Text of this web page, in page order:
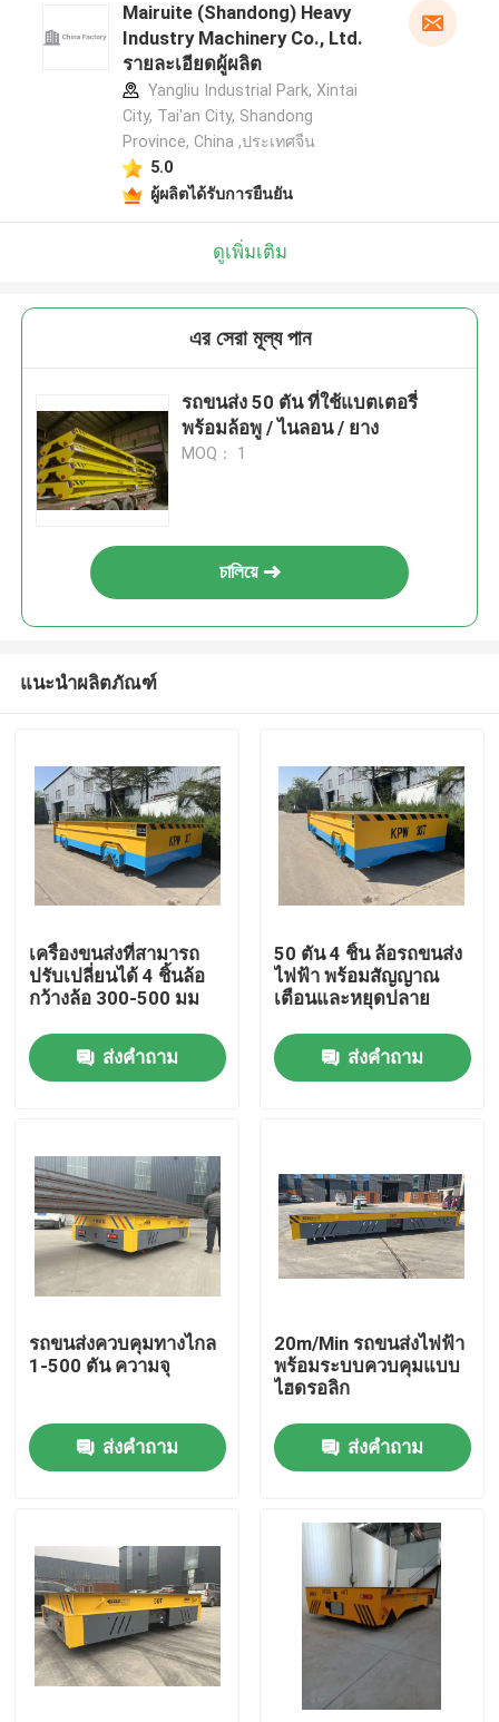
บ้าน
วิดีโอ
เกี่ยวกับเรา
ทัวร์โรงงาน
ควบคุมคุณภาพ
ขอใบเสนอราคา
รถเข็นไฟฟ้า
Mairuite (Shandong) Heavy
Industry Machinery Co., Ltd.
รายละเอียดผู้ผลิต
Yangliu Industrial Park, Xintai
City, Tai'an City, Shandong
Province, China ,ประเทศจีน
5.0
ผู้ผลิตได้รับการยืนยัน
ดูเพิ่มเติม
এর সেরা মূল্য পান
รถขนส่ง 50 ตัน ที่ใช้แบตเตอรี่
พร้อมล้อพู / ไนลอน / ยาง
MOQ： 1
চালিয়ে
แนะนำผลิตภัณฑ์
เครื่องขนส่งที่สามารถ
ปรับเปลี่ยนได้ 4 ชิ้นล้อ
กว้างล้อ 300-500 มม
ส่งคำถาม
50 ตัน 4 ชิ้น ล้อรถขนส่ง
ไฟฟ้า พร้อมสัญญาณ
เตือนและหยุดปลาย
ส่งคำถาม
รถขนส่งควบคุมทางไกล
1-500 ตัน ความจุ
ส่งคำถาม
20m/Min รถขนส่งไฟฟ้า
พร้อมระบบควบคุมแบบ
ไฮดรอลิก
ส่งคำถาม